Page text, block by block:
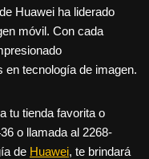
Huawei ha liderado
móvil. Con cada
tecnología de imagen.
tu tienda favorita o
o llamada al 2268-
de Huawei, te brindará